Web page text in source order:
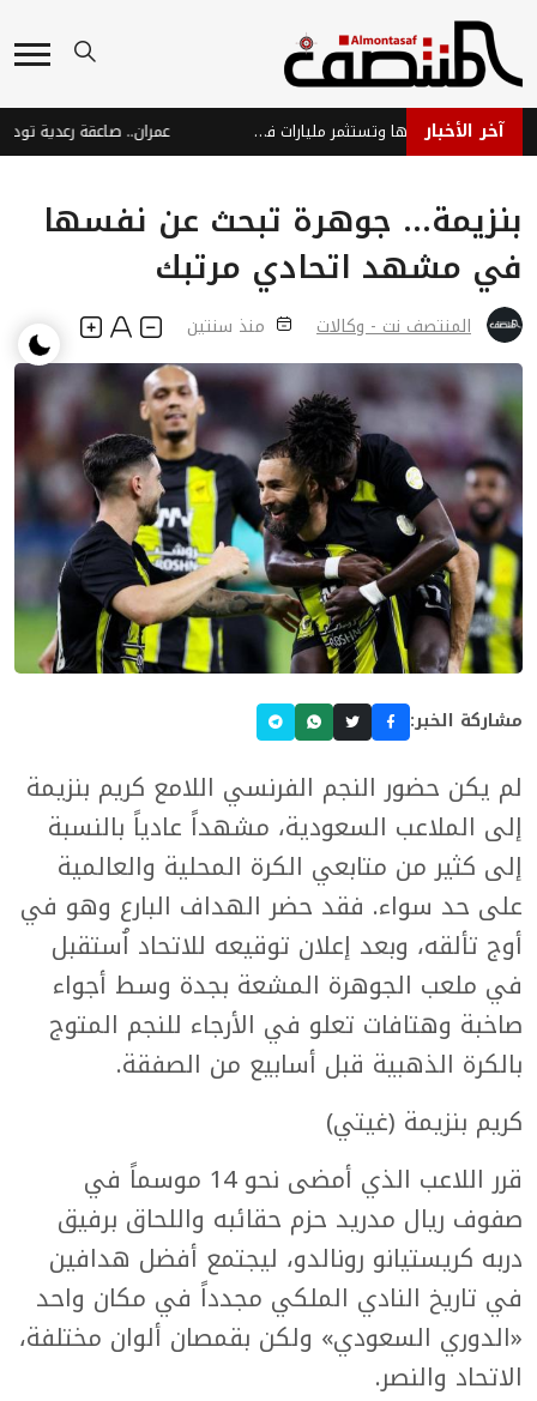
آخر الأخبار بيركشاير هاثاواي تقلص سيولتها وتستثمر مليارات في الأسهم مع ارتفاع الأرباح
بنزيمة... جوهرة تبحث عن نفسها
في مشهد اتحادي مرتبك
المنتصف نت - وكالات منذ سنتين
مشاركة الخبر:
لم يكن حضور النجم الفرنسي اللامع كريم بنزيمة
إلى الملاعب السعودية، مشهداً عادياً بالنسبة
إلى كثير من متابعي الكرة المحلية والعالمية
على حد سواء. فقد حضر الهداف البارع وهو في
أوج تألقه، وبعد إعلان توقيعه للاتحاد اُستقبل
في ملعب الجوهرة المشعة بجدة وسط أجواء
صاخبة وهتافات تعلو في الأرجاء للنجم المتوج
بالكرة الذهبية قبل أسابيع من الصفقة.
كريم بنزيمة (غيتي)
قرر اللاعب الذي أمضى نحو 14 موسماً في
صفوف ريال مدريد حزم حقائبه واللحاق برفيق
دربه كريستيانو رونالدو، ليجتمع أفضل هدافين
في تاريخ النادي الملكي مجدداً في مكان واحد
«الدوري السعودي» ولكن بقمصان ألوان مختلفة،
الاتحاد والنصر.